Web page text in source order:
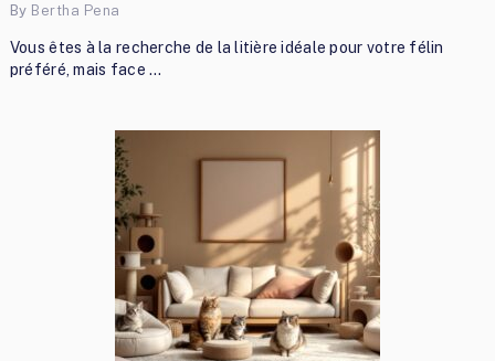
By Bertha Pena
Vous êtes à la recherche de la litière idéale pour votre félin
préféré, mais face …